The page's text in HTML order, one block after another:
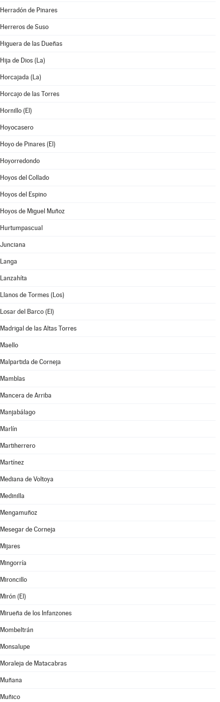
Herradón de Pinares
Herreros de Suso
Higuera de las Dueñas
Hija de Dios (La)
Horcajada (La)
Horcajo de las Torres
Hornillo (El)
Hoyocasero
Hoyo de Pinares (El)
Hoyorredondo
Hoyos del Collado
Hoyos del Espino
Hoyos de Miguel Muñoz
Hurtumpascual
Junciana
Langa
Lanzahíta
Llanos de Tormes (Los)
Losar del Barco (El)
Madrigal de las Altas Torres
Maello
Malpartida de Corneja
Mamblas
Mancera de Arriba
Manjabálago
Marlín
Martiherrero
Martínez
Mediana de Voltoya
Medinilla
Mengamuñoz
Mesegar de Corneja
Mijares
Mingorría
Mironcillo
Mirón (El)
Mirueña de los Infanzones
Mombeltrán
Monsalupe
Moraleja de Matacabras
Muñana
Muñico